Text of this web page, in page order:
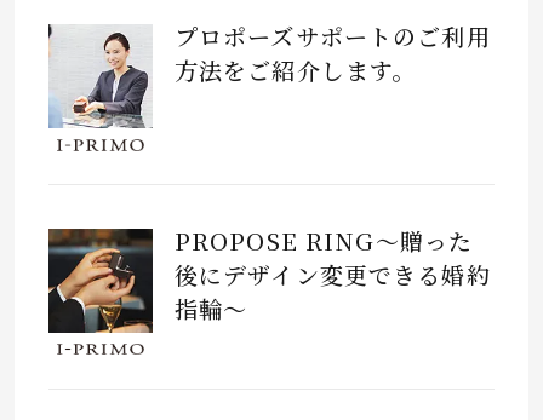
プロポーズサポートのご利用
方法をご紹介します。
PROPOSE RING～贈った
後にデザイン変更できる婚約
指輪～